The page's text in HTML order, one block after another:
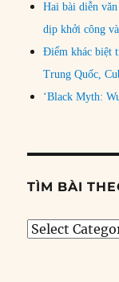
Hai bài diễn
dịp khởi công
Điểm khác biệt
Trung Quốc,
‘Black Myth:
TÌM BÀI
Tìm